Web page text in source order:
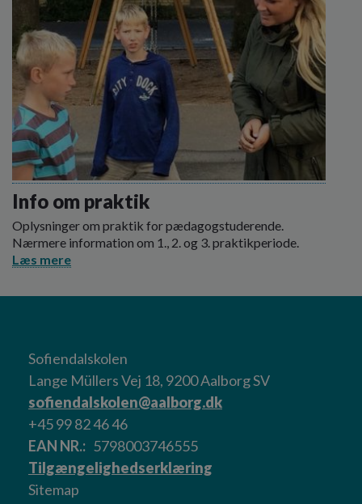
Info om praktik
Oplysninger om praktik for pædagogstuderende.
Nærmere information om 1., 2. og 3. praktikperiode.
Læs mere
Sofiendalskolen
Lange Müllers Vej 18, 9200 Aalborg SV
sofiendalskolen@aalborg.dk
+45 99 82 46 46
EAN NR.
5798003746555
Tilgængelighedserklæring
Sitemap